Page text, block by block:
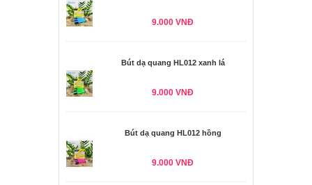
9.000 VNĐ
Bút dạ quang HL012 xanh lá
9.000 VNĐ
Bút dạ quang HL012 hồng
9.000 VNĐ